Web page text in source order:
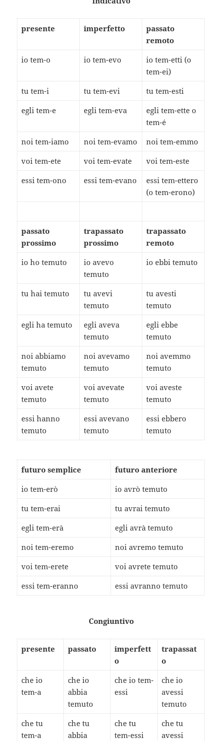
presente imperfetto
passato
remoto
io tem-o
io tem-evo
io tem-etti (o
tem-ei)
tu tem-i
tu tem-evi
tu tem-esti
egli tem-e
egli tem-eva
egli tem-ette o
tem-é
noi tem-iamo
noi tem-evamo
noi tem-emmo
voi tem-ete
voi tem-evate
voi tem-este
essi tem-ono
essi tem-evano
essi tem-ettero
(o tem-erono)
passato
prossimo
trapassato
prossimo
trapassato
remoto
io ho temuto
io avevo
temuto
io ebbi temuto
tu hai temuto
tu avevi
temuto
tu avesti
temuto
egli ha temuto
egli aveva
temuto
egli ebbe
temuto
noi abbiamo
temuto
noi avevamo
temuto
noi avemmo
temuto
voi avete
temuto
voi avevate
temuto
voi aveste
temuto
essi hanno
temuto
essi avevano
temuto
essi ebbero
temuto
futuro semplice
futuro anteriore
io tem-erò
io avrò temuto
tu tem-erai
tu avrai temuto
egli tem-erà
egli avrà temuto
noi tem-eremo
noi avremo temuto
voi tem-erete
voi avrete temuto
essi tem-eranno
essi avranno temuto
Congiuntivo
presente passato
imperfett
o
trapassat
o
che io
tem-a
che io
abbia
temuto
che io tem-
essi
che io
avessi
temuto
che tu
tem-a
che tu
abbia
che tu
tem-essi
che tu
avessi